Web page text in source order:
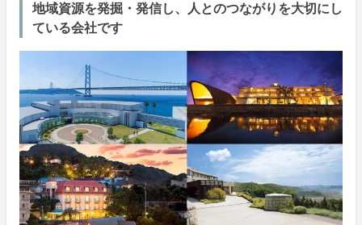
地域資源を発掘・発信し、人とのつながりを大切にし
ている会社です